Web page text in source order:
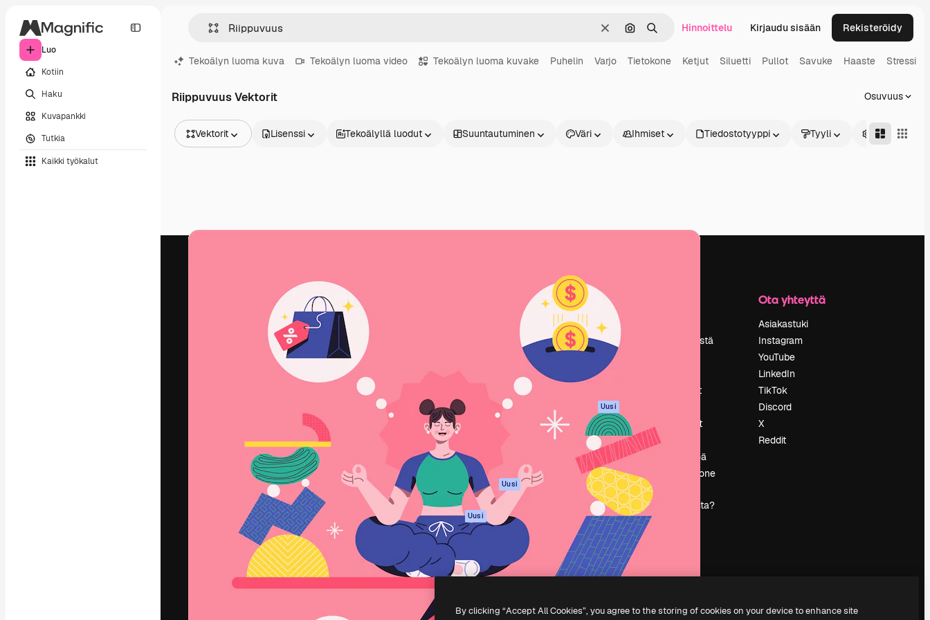
Luo
Kotiin
Haku
Kuvapankki
Tutkia
Kaikki työkalut
SelkeäHae kuvan perusteella
Haku Hinnoittelu Kirjaudu sisään Rekisteröidy
Tekoälyn luoma kuva Tekoälyn luoma video Tekoälyn luoma kuvake Puhelin Varjo Tietokone Ketjut Siluetti Pullot Savuke Haaste Stressi
Riippuvuus Vektorit Osuvuus
Vektorit
Videot
Lisenssi Tekoälyllä luodut Suuntautuminen Väri Ihmiset Tiedostotyyppi Tyyli Edistynyt
Luova alusta parhaiden töidesi
toteuttamiseen. Yli miljoona tilaajaa
luovien alojen ammattilaisten, yritysten,
toimistojen ja studioiden joukossa.
kuvageneraattori
Tekoälyllä toimiva
videogeneraattori
Tekoälyllä toimiva
äänigeneraattori
Kuvapankkisisältö
Claudelle ja
ChatGPT:lle
Uusi
Agentit Uusi
API
Mobiilisovellus
Kaikki Magnific-
työkalut
Aloita
Academy
Dokumentaatio
Tuki
Käyttöehdot
Alkuperäiset
Uusi
Evästepolitiikka
Luottamuskeskus
Kumppanit
Yrityksille
Tietoja meistä
Hakutrendit
Tapahtumat
Slidesgo
Myy sisältöä
Lehdistöhuone
Etsitkö
magnific.ai:ta?
Ota yhteyttä
Asiakastuki
Instagram
YouTube
LinkedIn
TikTok
Discord
X
Reddit
By clicking “Accept All Cookies”, you agree to the storing of cookies on your device to enhance site